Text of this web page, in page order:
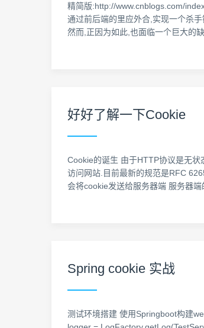
精简版:http://www.cnblogs.com/
通过前后端的里应外合,实现一个杀
然而,正因为如此,也面临一个巨大的
好好了解一下Cookie
Cookie的诞生 由于HTTP协议是无
访问网站.目前最新的规范是RFC
会将cookie发送给服务器端 服务器
Spring cookie 实战
测试环境搭建 使用Springboot构建